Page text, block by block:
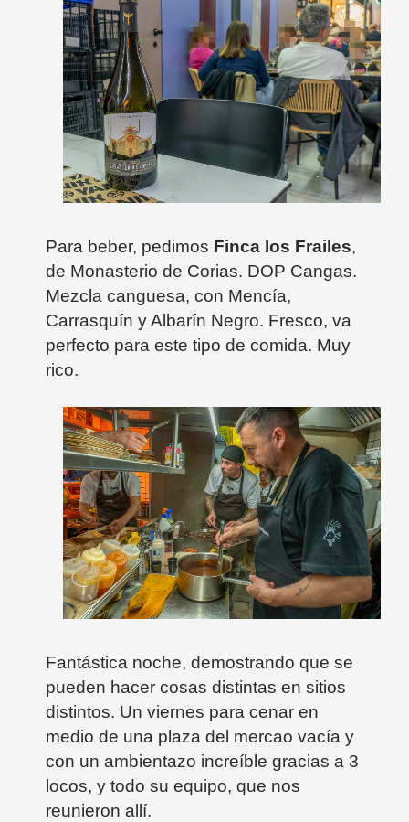
Para beber, pedimos Finca los Frailes,
de Monasterio de Corias. DOP Cangas.
Mezcla canguesa, con Mencía,
Carrasquín y Albarín Negro. Fresco, va
perfecto para este tipo de comida. Muy
rico.
Fantástica noche, demostrando que se
pueden hacer cosas distintas en sitios
distintos. Un viernes para cenar en
medio de una plaza del mercao vacía y
con un ambientazo increíble gracias a 3
locos, y todo su equipo, que nos
reunieron allí.